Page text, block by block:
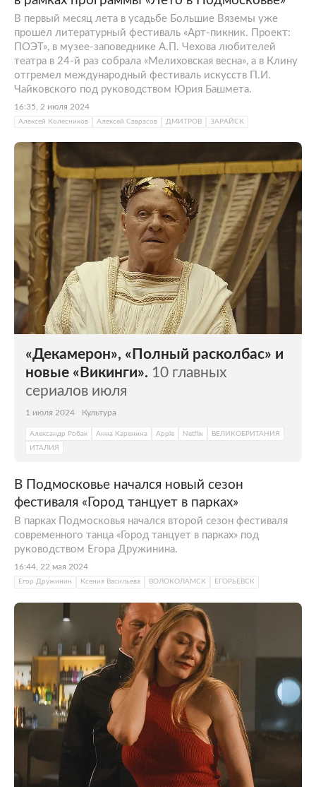
В первый месяц лета в усадьбе Большие Вяземы уже
прошел литературный фестиваль «Арт-пикник. Проект:
ПОЭТ», в музее-заповеднике А.П. Чехова любителей
театра в 24-й раз собрала «Мелиховская весна», а в Клину
отгремел международный фестиваль искусств П.И.
Чайковского под руководством Юрия Башмета.
16:35, 2 июля 2024
Алексей Колесников Алексей Саврасов ДМИТРОВ ЗАРАЙСК
«Декамерон», «Полный расколбас» и
новые «Викинги». 10 главных
сериалов июля
1 июля 2024 Культура
Александр Робак Анна Каренина Apple Netflix
ВЕЛИКОБРИТАНИЯ
ИТАЛИЯ
В Подмосковье начался новый сезон
фестиваля «Город танцует в парках»
В парках Подмосковья начался второй сезон фестиваля
современного танца «Город танцует в парках» под
руководством Егора Дружинина.
16:44, 22 мая 2024
Егор Дружинин Ксения Васильева ВОЛОКОЛАМСК ЕГОРЬЕВСК